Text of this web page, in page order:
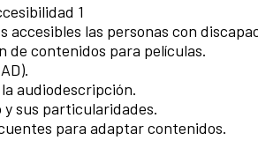
1
accesibles las personas con
de contenidos para películas.
audiodescripción.
y sus particularidades.
para adaptar contenidos.